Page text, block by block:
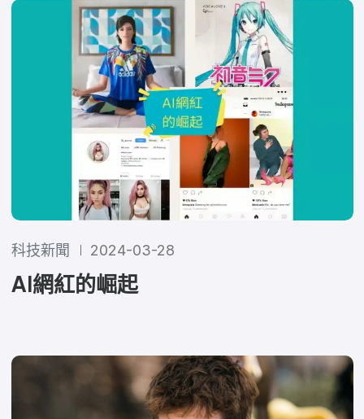
科技新聞 2024-03-28
AI網紅的崛起